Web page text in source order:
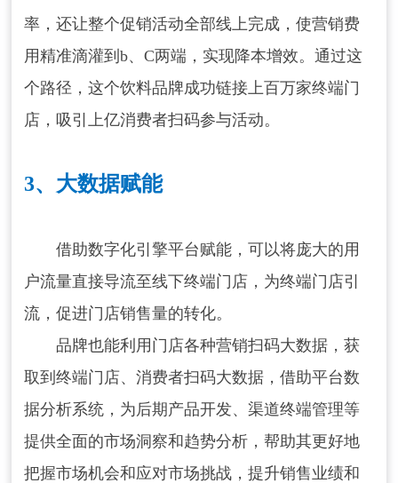
率，还让整个促销活动全部线上完成，使营销费
用精准滴灌到b、C两端，实现降本增效。通过这
个路径，这个饮料品牌成功链接上百万家终端门
店，吸引上亿消费者扫码参与活动。
3、大数据赋能
借助数字化引擎平台赋能，可以将庞大的用
户流量直接导流至线下终端门店，为终端门店引
流，促进门店销售量的转化。
品牌也能利用门店各种营销扫码大数据，获
取到终端门店、消费者扫码大数据，借助平台数
据分析系统，为后期产品开发、渠道终端管理等
提供全面的市场洞察和趋势分析，帮助其更好地
把握市场机会和应对市场挑战，提升销售业绩和